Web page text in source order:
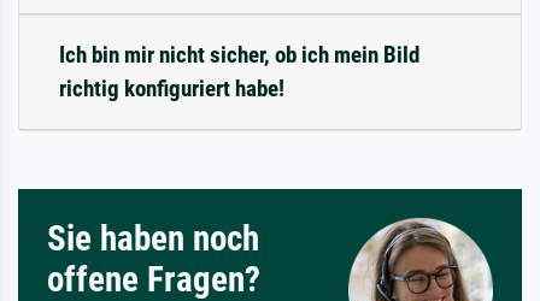
Ich bin mir nicht sicher, ob ich mein Bild
richtig konfiguriert habe!
Sie haben noch
offene Fragen?